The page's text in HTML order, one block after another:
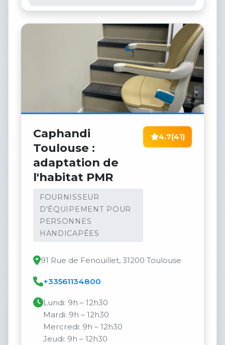
Caphandi
Toulouse :
adaptation de
l'habitat PMR
FOURNISSEUR
D'ÉQUIPEMENT POUR
PERSONNES
HANDICAPÉES
4.7(41)
91 Rue de Fenouillet, 31200 Toulouse
+33561134800
Lundi: 9h – 12h30
Mardi: 9h – 12h30
Mercredi: 9h – 12h30
Jeudi: 9h – 12h30